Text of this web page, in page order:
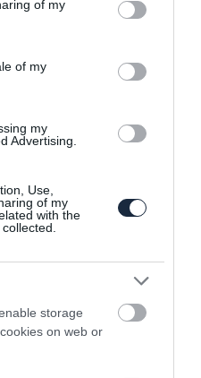
behaviour. You may click to
and its third-party tags to
purposes in below Google
of my
of my
my
Advertising.
Use,
of my
with the
storage
on web or
es